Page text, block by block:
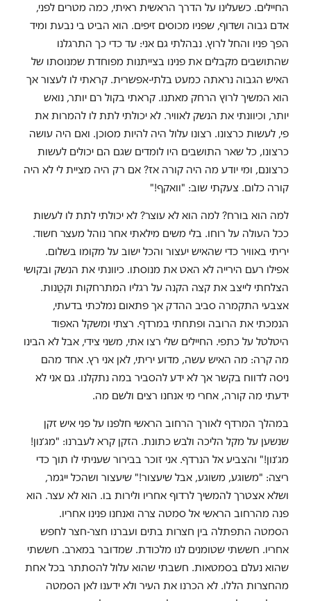
החיילים. כשעלינו על הדרך הראשית ראיתי, כמה מטרים לפני,
אדם גבוה ושדוף, שפניו מכוסים זיפים. הוא הביט בי נבעת ומיד
הפך פניו והחל לרוץ. נבהלתי גם אני: עד כדי כך התרגלנו
שהתושבים מקבלים את פנינו בצייתנות מפוחדת שמנוסתו של
האיש הגבוה נראתה כמעט בלתי-אפשרית. קראתי לו לעצור אך
הוא המשיך לרוץ הרחק מאתנו. קראתי בקול רם יותר, נואש
יותר, וכיוונתי את הנשק לאוויר. לא יכולתי לתת לו להמרות את
פי, לעשות כרצונו. רצונו עלול היה להיות מסוכן. ואם היה עושה
כרצונו, כל שאר התושבים היו לומדים שגם הם יכולים לעשות
כרצונם, ומי יודע מה היה קורה אז? אם רק היה מציית לי לא היה
קורה כלום. צעקתי שוב: "וואקף!"
למה הוא בורח? למה הוא לא עוצר? לא יכולתי לתת לו לעשות
ככל העולה על רוחו. בלי משים מילאתי אחר נוהל מעצר חשוד.
יריתי באוויר כדי שהאיש יעצור והכל ישוב על מקומו בשלום.
אפילו רעם הירייה לא האט את מנוסתו. כיוונתי את הנשק ובקושי
הצלחתי לייצב את קצה הקנה על רגליו המתרחקות וקטֵנות.
אצבעי התקמרה סביב ההדק אך פתאום נמלכתי בדעתי,
הנמכתי את הרובה ופתחתי במרדף. רצתי ומשקל האפוד
היטלטל על כתפי. החיילים שלי רצו אתי, משני צידי, אבל לא הבינו
מה קרה: מה האיש עשה, מדוע יריתי, לאן אני רץ. אחד מהם
ניסה לדווח בקשר אך לא ידע להסביר במה נתקלנו. גם אני לא
ידעתי מה קורה, אחרי מי אנחנו רצים ולשם מה.
במהלך המרדף לאורך הרחוב הראשי חלפנו על פני איש זקן
שנשען על מקל הליכה ולבש כתונת. הזקן קרא לעברנו: "מג׳נון!
מג׳נון!" והצביע אל הנרדף. אני זוכר בבירור שעניתי לו תוך כדי
ריצה: "משוגע, משוגע, אבל שיעצור!" שיעצור ושהכל ייגמר,
ושלא אצטרך להמשיך לרדוף אחריו ולירות בו. הוא לא עצר. הוא
פנה מהרחוב הראשי אל סמטה צרה ואנחנו פנינו אחריו.
הסמטה התפתלה בין חצרות בתים ועברנו חצר-חצר לחפש
אחריו. חששתי שטומנים לנו מלכודת. שמדובר במארב. חששתי
שהוא נעלם בסמטאות. חשבתי שהוא עלול להסתתר בכל אחת
מהחצרות הללו. לא הכרנו את העיר ולא ידענו לאן הסמטה